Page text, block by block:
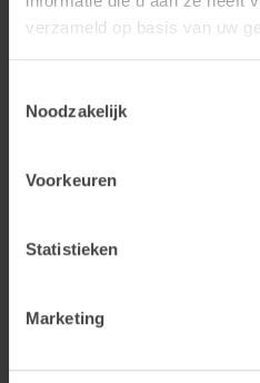
verzameld op basis van uw
Noodzakelijk
Voorkeuren
Statistieken
Marketing